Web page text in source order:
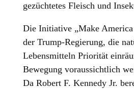
gezüchtetes Fleisch und
Die Initiative „Make
der Trump-Regierung, die
Lebensmitteln Priorität
Bewegung voraussichtlich
Da Robert F. Kennedy Jr.